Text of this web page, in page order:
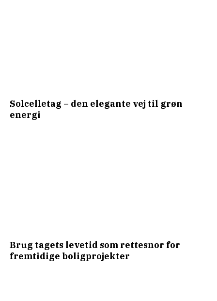
Solcelletag – den elegante vej til grøn
energi
Brug tagets levetid som rettesnor for
fremtidige boligprojekter